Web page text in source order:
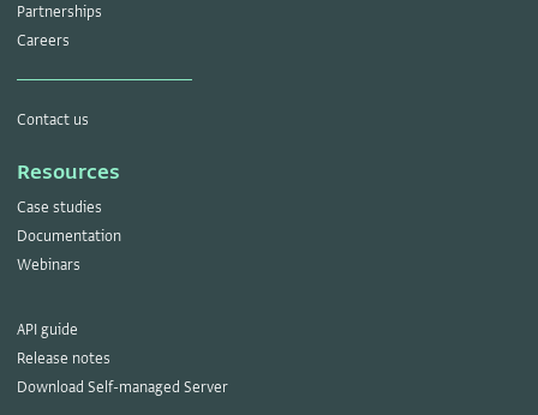
Partnerships
Careers
Contact us
Resources
Case studies
Documentation
Webinars
API guide
Release notes
Download Self-managed Server